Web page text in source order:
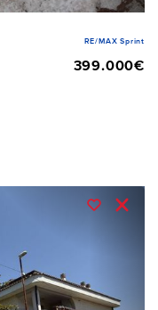
RE/MAX Sprint
399.000€